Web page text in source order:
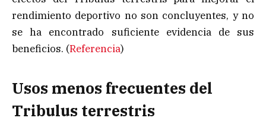
rendimiento deportivo no son concluyentes, y no
se ha encontrado suficiente evidencia de sus
beneficios. (Referencia)
Usos menos frecuentes del
Tribulus terrestris